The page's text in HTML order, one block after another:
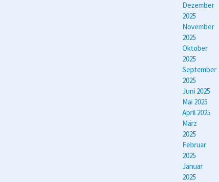
Dezember
2025
November
2025
Oktober
2025
September
2025
Juni 2025
Mai 2025
April 2025
März
2025
Februar
2025
Januar
2025